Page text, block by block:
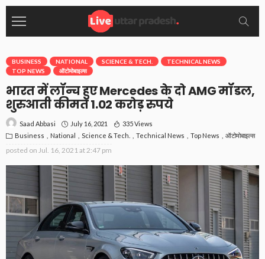
BUSINESS NATIONAL SCIENCE & TECH.
TECHNICAL NEWS
TOP NEWS
ऑटोमोबाइल्स
भारत में लॉन्च हुए Mercedes के दो AMG मॉडल,
शुरुआती कीमत 1.02 करोड़ रुपये
Saad Abbasi July 16, 2021
335 Views
Business
National Science & Tech. Technical News Top News ऑटोमोबाइल्स
posted on Jul. 16, 2021 at 2:47 pm